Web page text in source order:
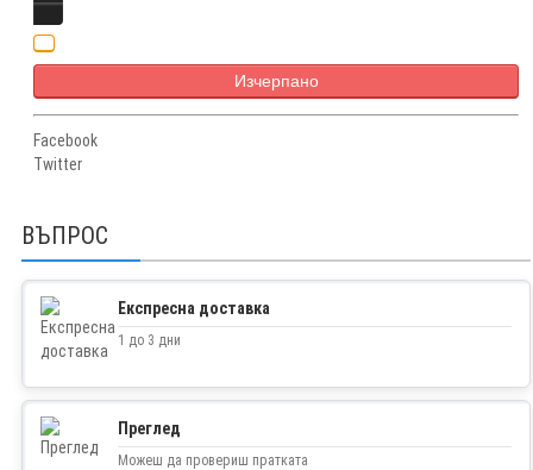
Изчерпано
Facebook
Twitter
ВЪПРОС
Експресна доставка
1 до 3 дни
Преглед
Можеш да провериш пратката